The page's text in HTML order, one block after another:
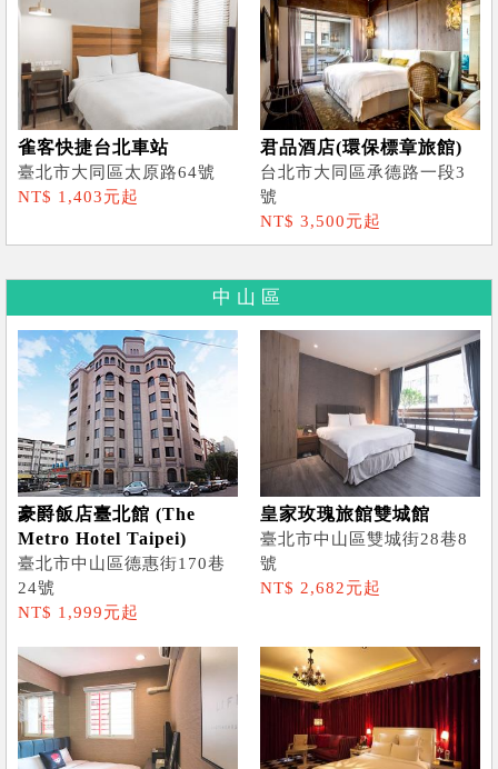
雀客快捷台北車站
臺北市大同區太原路64號
NT$ 1,403元起
君品酒店(環保標章旅館)
台北市大同區承德路一段3
號
NT$ 3,500元起
中山區
豪爵飯店臺北館 (The
Metro Hotel Taipei)
臺北市中山區德惠街170巷
24號
NT$ 1,999元起
皇家玫瑰旅館雙城館
臺北市中山區雙城街28巷8
號
NT$ 2,682元起